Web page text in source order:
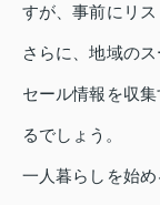
すが、事前にリス
さらに、地域の
セール情報を収
るでしょう。
一人暮らしを始